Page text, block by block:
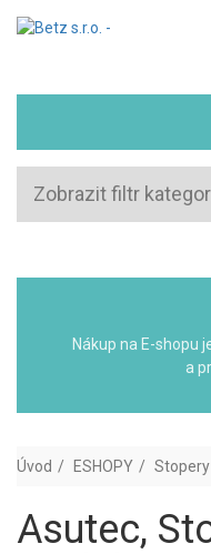
Zobrazit filtr
Nákup na E-shopu
a
Úvod ESHOPY
Asutec,